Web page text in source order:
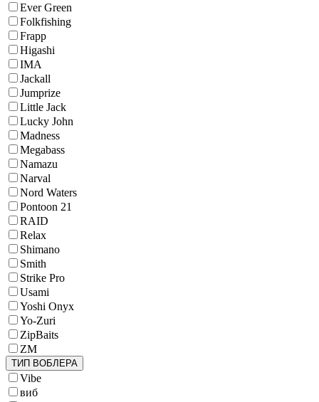
Ever Green
Folkfishing
Frapp
Higashi
IMA
Jackall
Jumprize
Little Jack
Lucky John
Madness
Megabass
Namazu
Narval
Nord Waters
Pontoon 21
RAID
Relax
Shimano
Smith
Strike Pro
Usami
Yoshi Onyx
Yo-Zuri
ZipBaits
ZM
ТИП ВОБЛЕРА
Vibe
виб